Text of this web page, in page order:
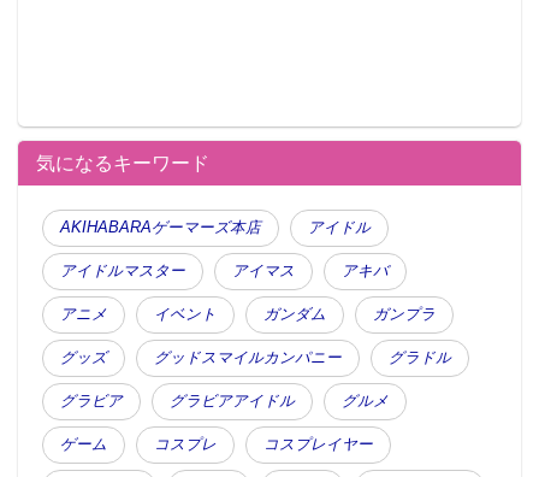
気になるキーワード
AKIHABARAゲーマーズ本店 アイドル
アイドルマスター アイマス アキバ
アニメ イベント ガンダム ガンプラ
グッズ グッドスマイルカンパニー グラドル
グラビア グラビアアイドル グルメ
ゲーム コスプレ コスプレイヤー